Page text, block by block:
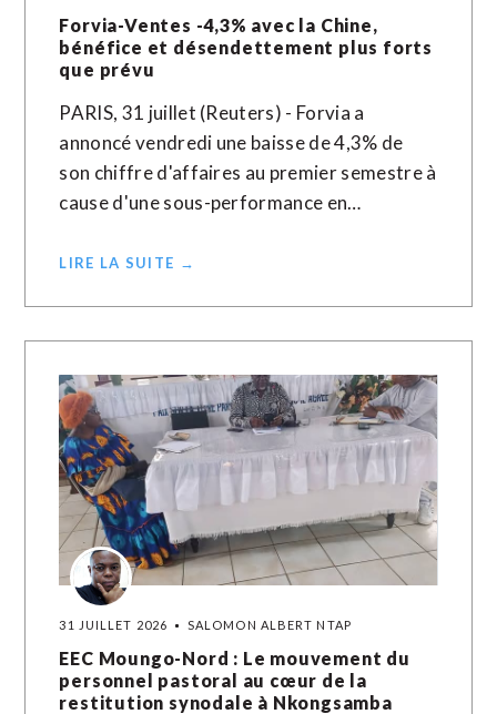
Forvia-Ventes -4,3% avec la Chine,
bénéfice et désendettement plus forts
que prévu
PARIS, 31 juillet (Reuters) - Forvia a
annoncé vendredi une baisse de 4,3% de
son chiffre d'affaires au premier semestre à
cause d'une sous-performance en…
LIRE LA SUITE →
31 JUILLET 2026 SALOMON ALBERT NTAP
EEC Moungo-Nord : Le mouvement du
personnel pastoral au cœur de la
restitution synodale à Nkongsamba